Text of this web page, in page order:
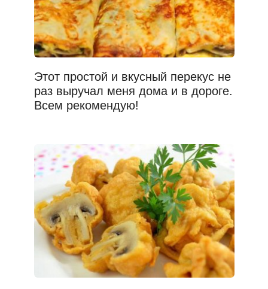
Этот простой и вкусный перекус не
раз выручал меня дома и в дороге.
Всем рекомендую!